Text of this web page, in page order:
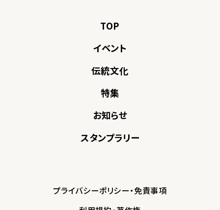
TOP
イベント
伝統文化
特集
お知らせ
スタンプラリー
プライバシーポリシー・免責事項